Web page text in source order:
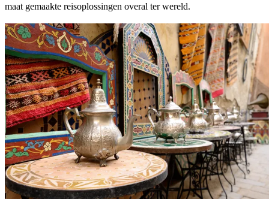
maat gemaakte reisoplossingen overal ter wereld.